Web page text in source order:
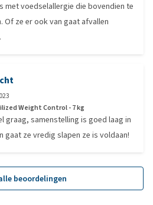
met voedselallergie die bovendien te
Of ze er ook van gaat afvallen
Weight Control - 7 kg
graag, samenstelling is goed laag in
gaat ze vredig slapen ze is voldaan!
beoordelingen